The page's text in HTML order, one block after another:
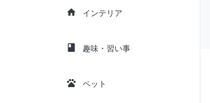
home インテリア
class 趣味・習い事
pets ペット